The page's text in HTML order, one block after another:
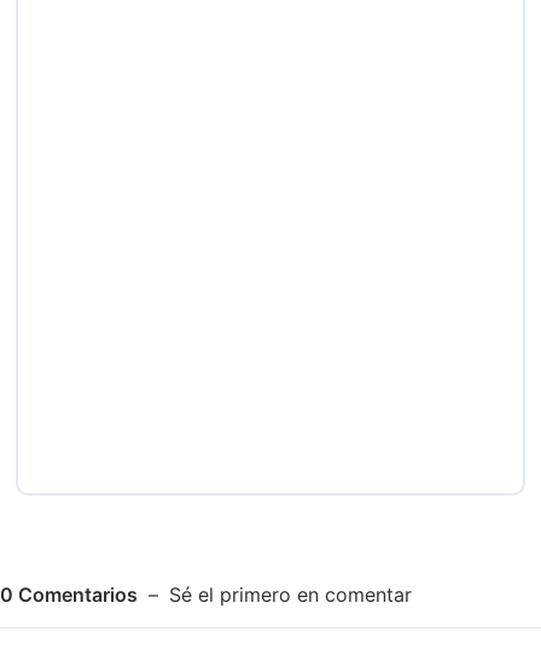
0 Comentarios Sé el primero en comentar